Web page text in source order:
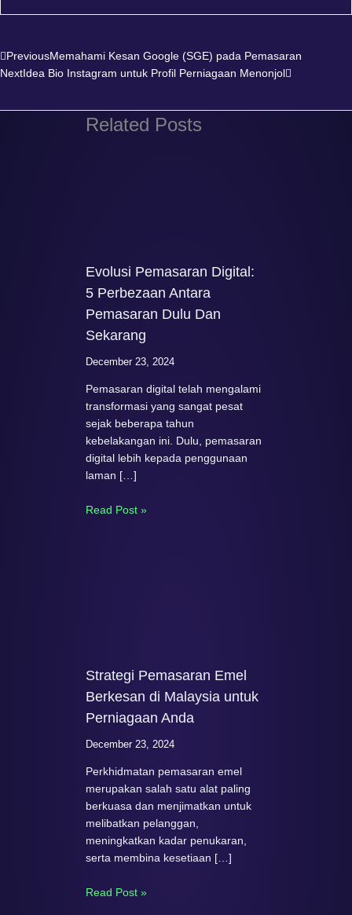
Prev
PreviousMemahami Kesan Google (SGE) pada Pemasaran
NextIdea Bio Instagram untuk Profil Perniagaan Menonjol
Next
Related Posts
Evolusi Pemasaran Digital:
5 Perbezaan Antara
Pemasaran Dulu Dan
Sekarang
December 23, 2024
Pemasaran digital telah mengalami
transformasi yang sangat pesat
sejak beberapa tahun
kebelakangan ini. Dulu, pemasaran
digital lebih kepada penggunaan
laman […]
Read Post »
Strategi Pemasaran Emel
Berkesan di Malaysia untuk
Perniagaan Anda
December 23, 2024
Perkhidmatan pemasaran emel
merupakan salah satu alat paling
berkuasa dan menjimatkan untuk
melibatkan pelanggan,
meningkatkan kadar penukaran,
serta membina kesetiaan […]
Read Post »